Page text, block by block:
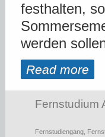
festhalten,
werden
Read more
Fernstudium
Fernstudiengang